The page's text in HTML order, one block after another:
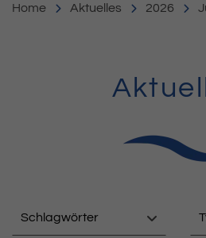
Home Aktuelles 2026
Schlagwörter